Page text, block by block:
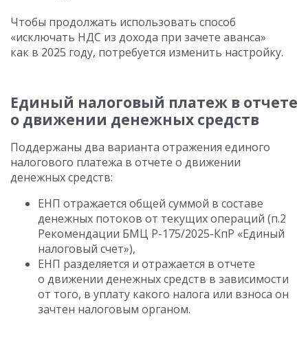
Чтобы продолжать использовать способ
«исключать НДС из дохода при зачете аванса»
как в 2025 году, потребуется изменить настройку.
Единый налоговый платеж в отчете
о движении денежных средств
Поддержаны два варианта отражения единого
налогового платежа в отчете о движении
денежных средств:
ЕНП отражается общей суммой в составе
денежных потоков от текущих операций (п.2
Рекомендации БМЦ Р-175/2025-КпР «Единый
налоговый счет»),
ЕНП разделяется и отражается в отчете
о движении денежных средств в зависимости
от того, в уплату какого налога или взноса он
зачтен налоговым органом.